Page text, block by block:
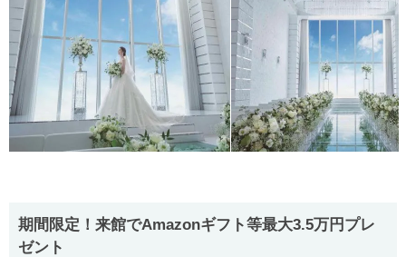
期間限定！来館でAmazonギフト等最大3.5万円プレ
ゼント